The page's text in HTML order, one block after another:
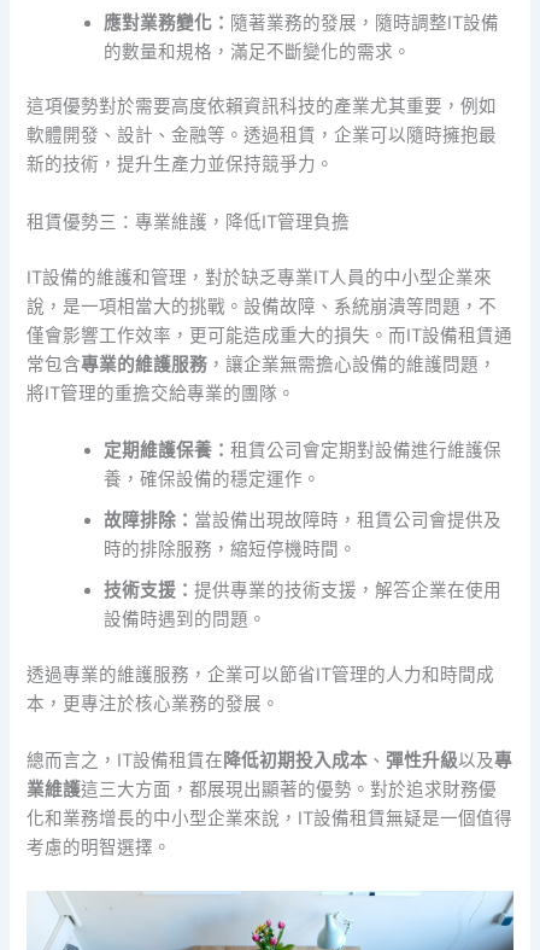
應對業務變化： 隨著業務的發展，隨時調整IT設備
的數量和規格，滿足不斷變化的需求。
這項優勢對於需要高度依賴資訊科技的產業尤其重要，例如
軟體開發、設計、金融等。透過租賃，企業可以隨時擁抱最
新的技術，提升生產力並保持競爭力。
租賃優勢三：專業維護，降低IT管理負擔
IT設備的維護和管理，對於缺乏專業IT人員的中小型企業來
說，是一項相當大的挑戰。設備故障、系統崩潰等問題，不
僅會影響工作效率，更可能造成重大的損失。而IT設備租賃通
常包含專業的維護服務 ，讓企業無需擔心設備的維護問題，
將IT管理的重擔交給專業的團隊。
定期維護保養：租賃公司會定期對設備進行維護保
養，確保設備的穩定運作。
故障排除： 當設備出現故障時，租賃公司會提供及
時的排除服務，縮短停機時間。
技術支援：提供專業的技術支援，解答企業在使用
設備時遇到的問題。
透過專業的維護服務，企業可以節省IT管理的人力和時間成
本，更專注於核心業務的發展。
總而言之，IT設備租賃在降低初期投入成本 、 彈性升級以及專
業維護這三大方面，都展現出顯著的優勢。對於追求財務優
化和業務增長的中小型企業來說，IT設備租賃無疑是一個值得
考慮的明智選擇。